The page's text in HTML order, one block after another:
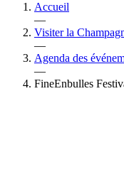
Accueil
—
Visiter la
—
Agenda des
—
FineEnbulles